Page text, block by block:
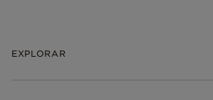
EXPLORAR